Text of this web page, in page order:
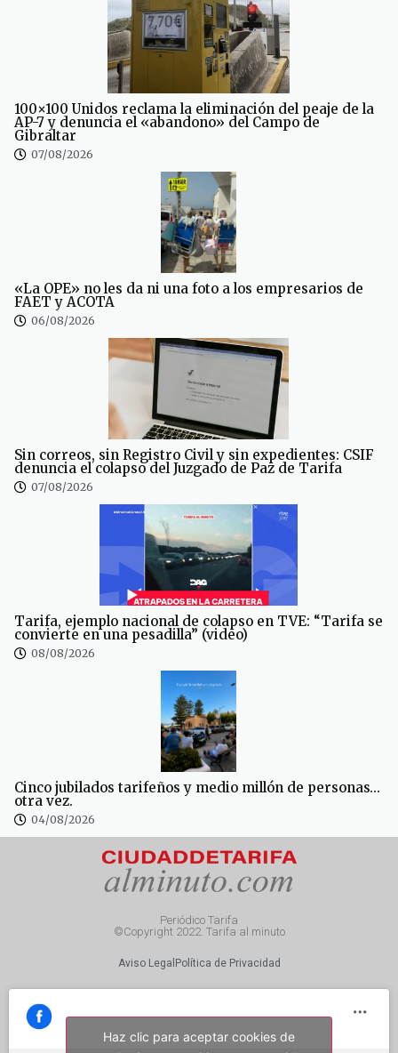
100×100 Unidos reclama la eliminación del peaje de la
AP-7 y denuncia el «abandono» del Campo de
Gibraltar
07/08/2026
«La OPE» no les da ni una foto a los empresarios de
FAET y ACOTA
06/08/2026
Sin correos, sin Registro Civil y sin expedientes: CSIF
denuncia el colapso del Juzgado de Paz de Tarifa
07/08/2026
Tarifa, ejemplo nacional de colapso en TVE: “Tarifa se
convierte en una pesadilla” (video)
08/08/2026
Cinco jubilados tarifeños y medio millón de personas…
otra vez.
04/08/2026
Periódico Tarifa
©Copyright 2022. Tarifa al minuto
Aviso Legal Política de Privacidad
Haz clic para aceptar cookies de